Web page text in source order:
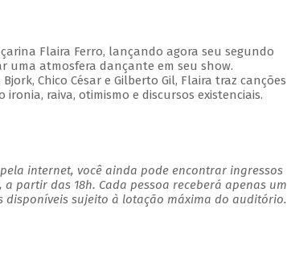
Flaira Ferro, lançando agora seu segundo
uma atmosfera dançante em seu show.
Chico César e Gilberto Gil, Flaira traz canções
raiva, otimismo e discursos existenciais.
internet, você ainda pode encontrar ingressos
partir das 18h. Cada pessoa receberá apenas um
sujeito à lotação máxima do auditório.